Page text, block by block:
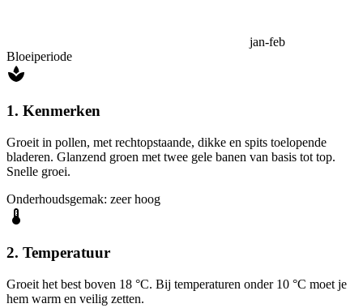
jan-feb
Bloeiperiode
1. Kenmerken
Groeit in pollen, met rechtopstaande, dikke en spits toelopende
bladeren. Glanzend groen met twee gele banen van basis tot top.
Snelle groei.
Onderhoudsgemak: zeer hoog
2. Temperatuur
Groeit het best boven 18 °C. Bij temperaturen onder 10 °C moet je
hem warm en veilig zetten.